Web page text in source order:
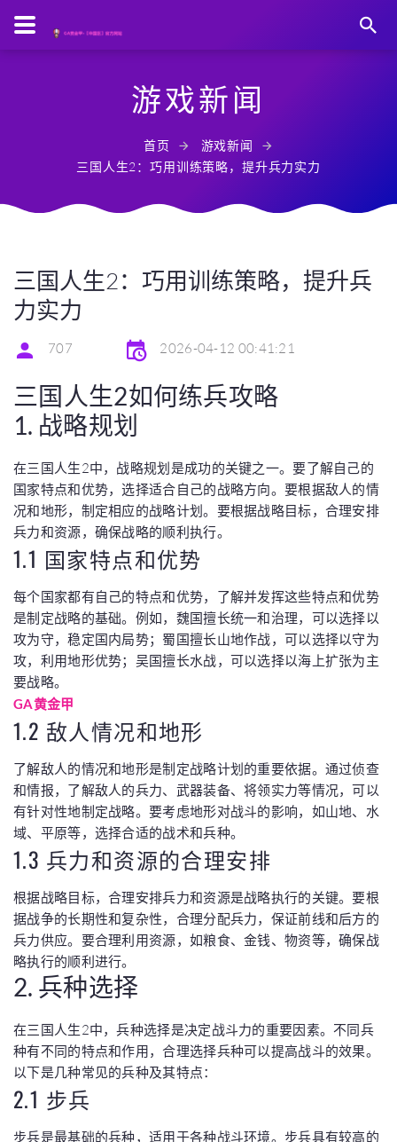
游戏新闻
首页
游戏新闻
三国人生2：巧用训练策略，提升兵力实力
三国人生2：巧用训练策略，提升兵
力实力
707 2026-04-12 00:41:21
三国人生2如何练兵攻略
1. 战略规划
在三国人生2中，战略规划是成功的关键之一。要了解自己的
国家特点和优势，选择适合自己的战略方向。要根据敌人的情
况和地形，制定相应的战略计划。要根据战略目标，合理安排
兵力和资源，确保战略的顺利执行。
1.1 国家特点和优势
每个国家都有自己的特点和优势，了解并发挥这些特点和优势
是制定战略的基础。例如，魏国擅长统一和治理，可以选择以
攻为守，稳定国内局势；蜀国擅长山地作战，可以选择以守为
攻，利用地形优势；吴国擅长水战，可以选择以海上扩张为主
要战略。
GA黄金甲
1.2 敌人情况和地形
了解敌人的情况和地形是制定战略计划的重要依据。通过侦查
和情报，了解敌人的兵力、武器装备、将领实力等情况，可以
有针对性地制定战略。要考虑地形对战斗的影响，如山地、水
域、平原等，选择合适的战术和兵种。
1.3 兵力和资源的合理安排
根据战略目标，合理安排兵力和资源是战略执行的关键。要根
据战争的长期性和复杂性，合理分配兵力，保证前线和后方的
兵力供应。要合理利用资源，如粮食、金钱、物资等，确保战
略执行的顺利进行。
2. 兵种选择
在三国人生2中，兵种选择是决定战斗力的重要因素。不同兵
种有不同的特点和作用，合理选择兵种可以提高战斗的效果。
以下是几种常见的兵种及其特点：
2.1 步兵
步兵是最基础的兵种，适用于各种战斗环境。步兵具有较高的